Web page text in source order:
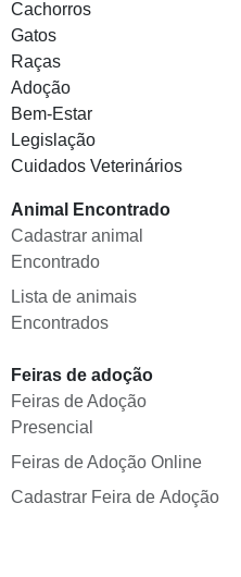
Cachorros
Gatos
Raças
Adoção
Bem-Estar
Legislação
Cuidados Veterinários
Animal Encontrado
Cadastrar animal
Encontrado
Lista de animais
Encontrados
Feiras de adoção
Feiras de Adoção
Presencial
Feiras de Adoção Online
Cadastrar Feira de Adoção